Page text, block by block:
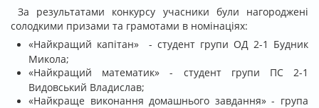
За результатами конкурсу учасники були нагороджені
солодкими призами та грамотами в номінаціях:
«Найкращий капітан» - студент групи ОД 2-1 Будник
Микола;
«Найкращий математик» - студент групи ПС 2-1
Видовський Владислав;
«Найкраще виконання домашнього завдання» - група